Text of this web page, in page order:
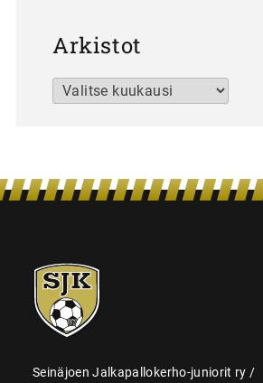
Arkistot
Arkistot
SJK-
juniorit
Seinäjoen Jalkapallokerho-juniorit ry /